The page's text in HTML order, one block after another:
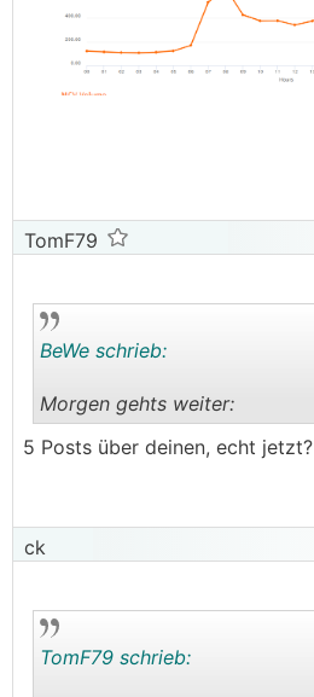
TomF79
..
BeWe schrieb:
Morgen gehts weiter:
5 Posts über deinen, echt jetzt?
ck
TomF79 schrieb: